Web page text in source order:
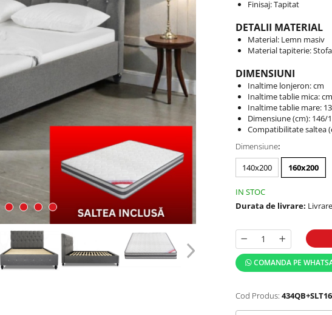
Finisaj: Tapitat
DETALII MATERIAL
Material: Lemn masiv
Material tapiterie: Stofa
DIMENSIUNI
Inaltime lonjeron: cm
Inaltime tablie mica: cm
Inaltime tablie mare:
Dimensiune (cm): 146/
Compatibilitate saltea
Dimensiune:
140x200
160x200
IN STOC
Durata de livrare:
COMANDA PE
Cod Produs: